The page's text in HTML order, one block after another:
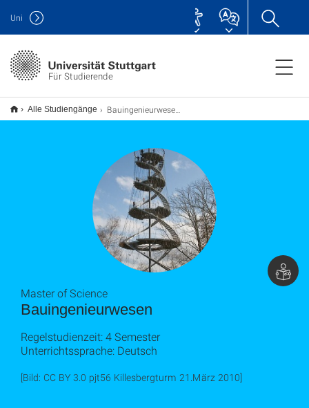
Für Studierende
Uni
Alle Studiengänge Bauingenieurwesen M.Sc.
Bauingenieurwesen
Master of Science
Regelstudienzeit: 4 Semester
Unterrichtssprache: Deutsch
[Bild: CC BY 3.0 pjt56 Killesbergturm 21.März 2010]